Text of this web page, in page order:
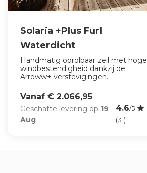
Solaria +Plus Furl
Waterdicht
Handmatig oprolbaar zeil met hoge
windbestendigheid dankzij de
Arroww+ verstevigingen.
Vanaf € 2.066,95
Geschatte levering op 19
Aug
4.6/5
(31)